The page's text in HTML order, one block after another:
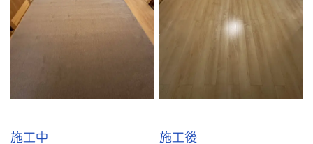
施工中 施工後